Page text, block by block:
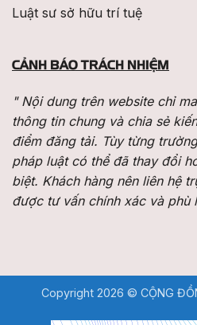
Luật sư sở hữu trí tuệ
CẢNH BÁO TRÁCH NHIỆM
" Nội dung trên website chỉ
thông tin chung và chia sẻ
điểm đăng tải. Tùy từng
pháp luật có thể đã thay đổi
biệt. Khách hàng nên liên hệ
được tư vấn chính xác và phù
Copyright 2026 © CỘNG